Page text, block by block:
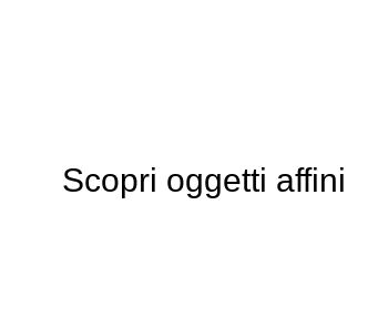
Scopri oggetti affini